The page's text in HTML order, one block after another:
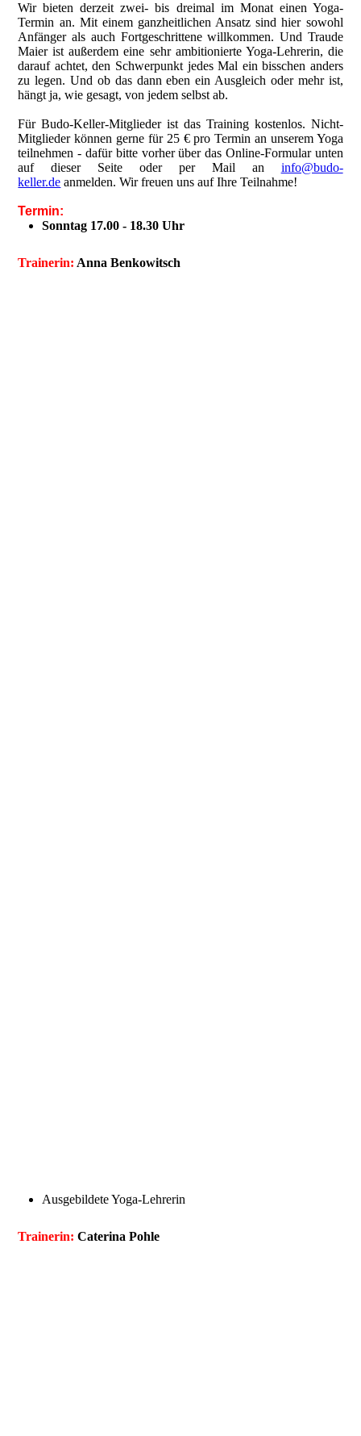
Wir bieten derzeit zwei- bis dreimal im Monat einen Yoga-
Termin an. Mit einem ganzheitlichen Ansatz sind hier sowohl
Anfänger als auch Fortgeschrittene willkommen. Und Traude
Maier ist außerdem eine sehr ambitionierte Yoga-Lehrerin, die
darauf achtet, den Schwerpunkt jedes Mal ein bisschen anders
zu legen. Und ob das dann eben ein Ausgleich oder mehr ist,
hängt ja, wie gesagt, von jedem selbst ab.
Für Budo-Keller-Mitglieder ist das Training kostenlos. Nicht-
Mitglieder können gerne für 25 € pro Termin an unserem Yoga
teilnehmen - dafür bitte vorher über das Online-Formular unten
auf dieser Seite oder per Mail an info@budo-
keller.de anmelden. Wir freuen uns auf Ihre Teilnahme!
Termin:
Sonntag 17.00 - 18.30 Uhr
Trainerin: Anna Benkowitsch
Ausgebildete Yoga-Lehrerin
Trainerin: Caterina Pohle